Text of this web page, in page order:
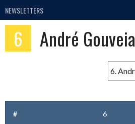
NEWSLETTERS
6 André Gouveia
# 6